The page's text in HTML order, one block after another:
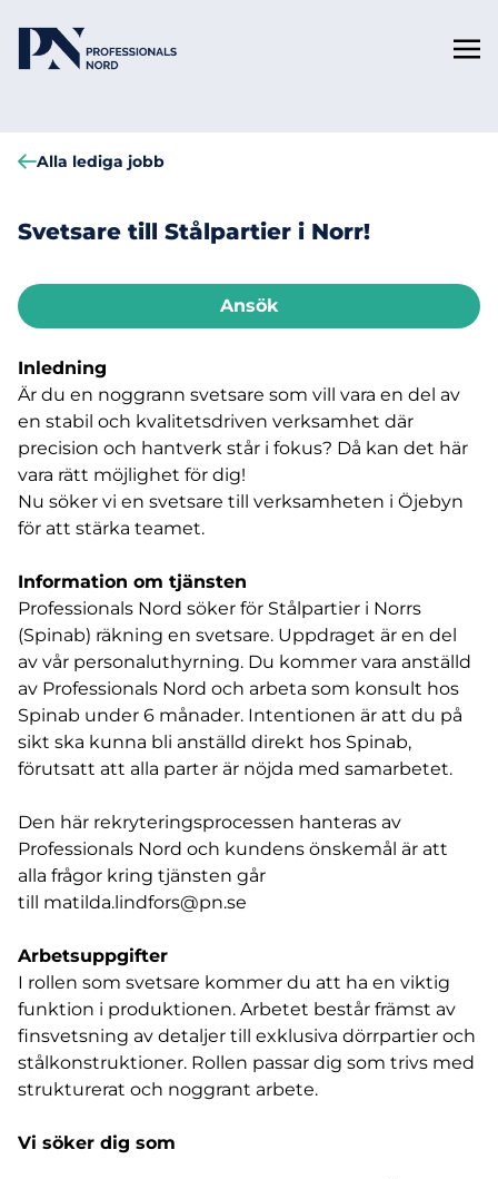
Alla lediga jobb
Svetsare till Stålpartier i Norr!
Inledning
Är du en noggrann svetsare som vill vara en del av
en stabil och kvalitetsdriven verksamhet där
precision och hantverk står i fokus? Då kan det här
vara rätt möjlighet för dig!
Nu söker vi en svetsare till verksamheten i Öjebyn
för att stärka teamet.
Information om tjänsten
Professionals Nord söker för Stålpartier i Norrs
(Spinab) räkning en svetsare. Uppdraget är en del
av vår personaluthyrning. Du kommer vara anställd
av Professionals Nord och arbeta som konsult hos
Spinab under 6 månader. Intentionen är att du på
sikt ska kunna bli anställd direkt hos Spinab,
förutsatt att alla parter är nöjda med samarbetet.
Den här rekryteringsprocessen hanteras av
Professionals Nord och kundens önskemål är att
alla frågor kring tjänsten går
till matilda.lindfors@pn.se
Arbetsuppgifter
I rollen som svetsare kommer du att ha en viktig
funktion i produktionen. Arbetet består främst av
finsvetsning av detaljer till exklusiva dörrpartier och
stålkonstruktioner. Rollen passar dig som trivs med
strukturerat och noggrant arbete.
Vi söker dig som
Ansök